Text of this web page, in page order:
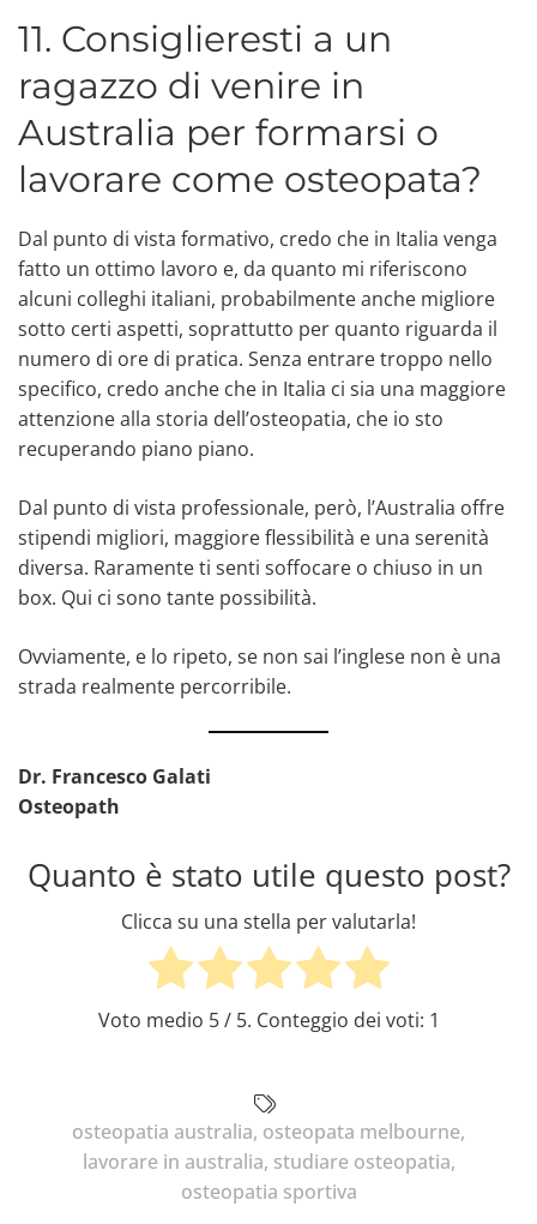
11. Consiglieresti a un
ragazzo di venire in
Australia per formarsi o
lavorare come osteopata?
Dal punto di vista formativo, credo che in Italia venga
fatto un ottimo lavoro e, da quanto mi riferiscono
alcuni colleghi italiani, probabilmente anche migliore
sotto certi aspetti, soprattutto per quanto riguarda il
numero di ore di pratica. Senza entrare troppo nello
specifico, credo anche che in Italia ci sia una maggiore
attenzione alla storia dell’osteopatia, che io sto
recuperando piano piano.
Dal punto di vista professionale, però, l’Australia offre
stipendi migliori, maggiore flessibilità e una serenità
diversa. Raramente ti senti soffocare o chiuso in un
box. Qui ci sono tante possibilità.
Ovviamente, e lo ripeto, se non sai l’inglese non è una
strada realmente percorribile.
Dr. Francesco Galati
Osteopath
Quanto è stato utile questo post?
Clicca su una stella per valutarla!
Voto medio 5/ 5. Conteggio dei voti: 1
osteopatia australia, osteopata melbourne,
lavorare in australia, studiare osteopatia,
osteopatia sportiva